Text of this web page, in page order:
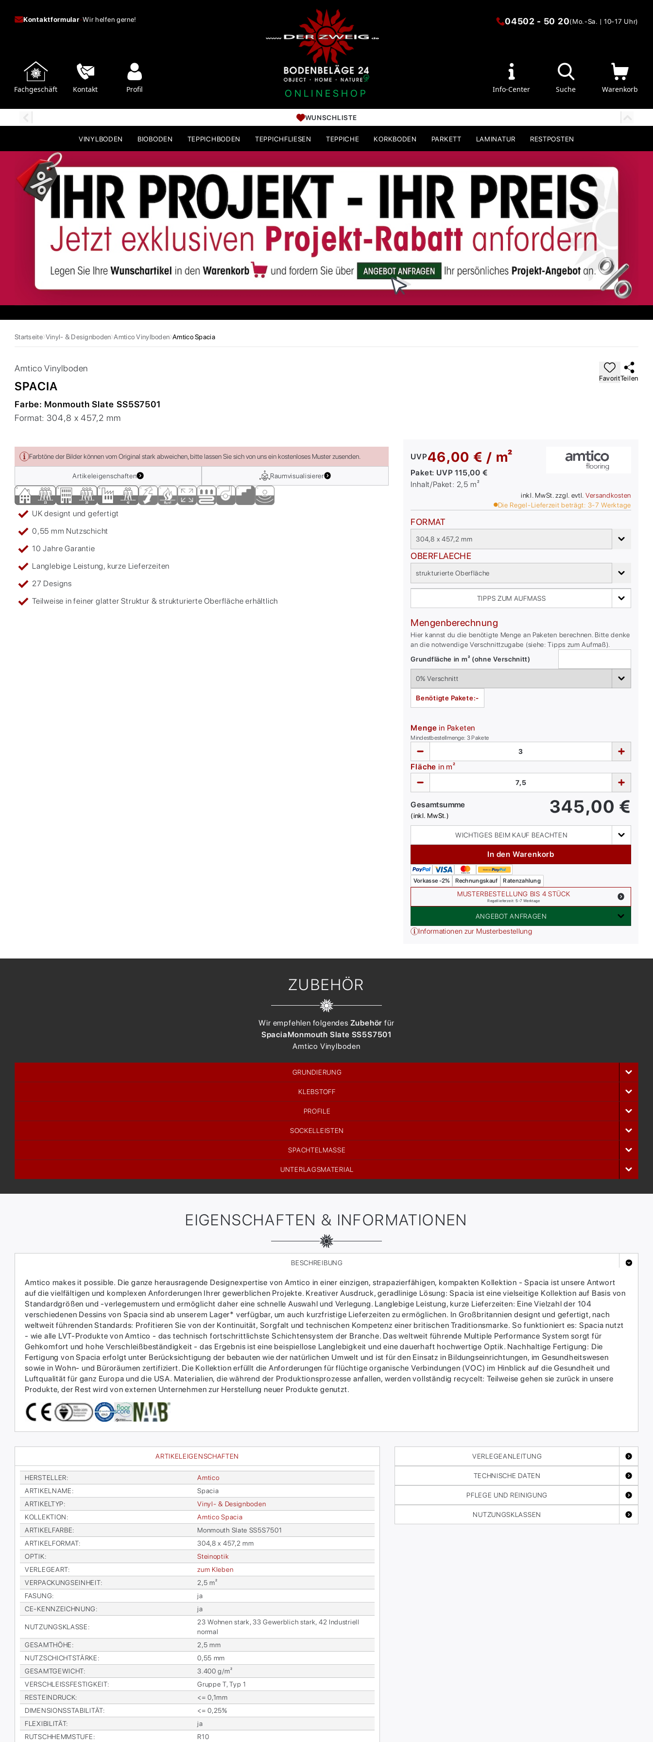
Kontaktformular-Wir helfen gerne!
Fachgeschäft Kontakt Profil ONLINESHOP
04502 - 50 20(Mo.-Sa. | 10-17 Uhr)
Info-Center Suche Warenkorb
WUNSCHLISTE
VINYLBODEN BIOBODEN TEPPICHBODEN TEPPICHFLIESEN TEPPICHE KORKBODEN PARKETT LAMINATUR RESTPOSTEN
Startseite Vinyl- & Designboden Amtico Vinylboden Amtico Spacia
AmticoVinylboden
SPACIA
Farbe: Monmouth Slate SS5S7501
Format: 304,8 x 457,2 mm
FavoritTeilen
Farbtöne der Bilder können vom Original stark abweichen, bitte lassen Sie sich von uns ein kostenloses Muster zusenden.
Artikeleigenschaften Raumvisualisierer
UK designt und gefertigt
0,55 mm Nutzschicht
10 Jahre Garantie
Langlebige Leistung, kurze Lieferzeiten
27 Designs
Teilweise in feiner glatter Struktur & strukturierte Oberfläche erhältlich
UVP46,00 € / m²
Paket: UVP115,00 €
Inhalt/Paket: 2,5 m²
inkl. MwSt. zzgl. evtl. Versandkosten
Die Regel-Lieferzeit beträgt: 3-7 Werktage
FORMAT
304,8 x 457,2 mm
OBERFLAECHE
strukturierte Oberfläche
TIPPS ZUM AUFMASS
Mengenberechnung
Hier kannst du die benötigte Menge an Paketen berechnen. Bitte denke
an die notwendige Verschnittzugabe (siehe: Tipps zum Aufmaß).
Grundfläche in m² (ohne Verschnitt)
Benötigte Pakete:-
Menge in Paketen
Mindestbestellmenge: 3Pakete
Fläche in m²
Gesamtsumme
(inkl. MwSt.) 345,00 €
WICHTIGES BEIM KAUF BEACHTEN
In den Warenkorb
Vorkasse -2% Rechnungskauf Ratenzahlung
MUSTERBESTELLUNG BIS 4 STÜCK
Regellieferzeit: 5-7 Werktage
ANGEBOT ANFRAGEN
Informationen zur Musterbestellung
ZUBEHÖR
Wir empfehlen folgendes Zubehör für
SpaciaMonmouth Slate SS5S7501
Amtico Vinylboden
GRUNDIERUNG
KLEBSTOFF
PROFILE
SOCKELLEISTEN
SPACHTELMASSE
UNTERLAGSMATERIAL
EIGENSCHAFTEN & INFORMATIONEN
ARTIKELEIGENSCHAFTEN
HER­STEL­LER:
Am­ti­co
AR­TI­KEL­NA­ME:
Spa­cia
AR­TI­KEL­TYP:
Vi­nyl- & De­sign­bo­den
KOL­LEK­TI­ON:
Am­ti­co Spa­cia
AR­TI­KEL­FAR­BE:
Mon­mouth Sla­te SS5S7501
AR­TI­KEL­FOR­MAT:
304,8 x 457,2 mm
OP­TIK:
Stein­op­tik
VER­LE­GE­ART:
zum Kle­ben
VER­PA­CKUNGS­EIN­HEIT:
2,5 m²
FA­SUNG:
ja
CE-KENN­ZEICH­NUNG: ja
NUT­ZUNGS­KLAS­SE:
23 Woh­nen stark, 33 Ge­werb­lich stark, 42 In­dus­tri­ell
nor­mal
GE­SAMT­HÖ­HE:
2,5 mm
NUTZ­SCHICHT­STÄR­KE:
0,55 mm
GE­SAMT­GE­WICHT:
3.400 g/m²
VER­SCHLEISS­FES­TIG­KEIT:
Grup­pe T, Typ 1
RESTEIN­DRUCK:
<= 0,1mm
DI­MEN­SI­ONS­STA­BI­LI­TÄT:
<= 0,25%
FLE­XI­BI­LI­TÄT:
ja
RUTSCH­HEMM­STU­FE: R10
BESCHREIBUNG
Amtico makes it possible. Die ganze herausragende Designexpertise von Amtico in einer einzigen, strapazierfähigen, kompakten Kollektion - Spacia ist unsere Antwort
auf die vielfältigen und komplexen Anforderungen Ihrer gewerblichen Projekte. Kreativer Ausdruck, geradlinige Lösung: Spacia ist eine vielseitige Kollektion auf Basis von
Standardgrößen und -verlegemustern und ermöglicht daher eine schnelle Auswahl und Verlegung. Langlebige Leistung, kurze Lieferzeiten: Eine Vielzahl der 104
verschiedenen Dessins von Spacia sind ab unserem Lager* verfügbar, um auch kurzfristige Lieferzeiten zu ermöglichen. In Großbritannien designt und gefertigt, nach
weltweit führenden Standards: Profitieren Sie von der Kontinuität, Sorgfalt und technischen Kompetenz einer britischen Traditionsmarke. So funktioniert es: Spacia nutzt
- wie alle LVT-Produkte von Amtico - das technisch fortschrittlichste Schichtensystem der Branche. Das weltweit führende Multiple Performance System sorgt für
Gehkomfort und hohe Verschleißbeständigkeit - das Ergebnis ist eine beispiellose Langlebigkeit und eine dauerhaft hochwertige Optik. Nachhaltige Fertigung: Die
Fertigung von Spacia erfolgt unter Berücksichtigung der bebauten wie der natürlichen Umwelt und ist für den Einsatz in Bildungseinrichtungen, im Gesundheitswesen
sowie in Wohn- und Büroräumen zertifiziert. Die Kollektion erfüllt die Anforderungen für flüchtige organische Verbindungen (VOC) im Hinblick auf die Gesundheit und
Luftqualität für ganz Europa und die USA. Materialien, die während der Produktionsprozesse anfallen, werden vollständig recycelt: Teilweise gehen sie zurück in unsere
Produkte, der Rest wird von externen Unternehmen zur Herstellung neuer Produkte genutzt.
VERLEGEANLEITUNG
TECHNISCHE DATEN
PFLEGE UND REINIGUNG
NUTZUNGSKLASSEN